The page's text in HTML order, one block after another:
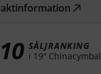
10 SÄLJRANKING
i 19" Chinacymbal